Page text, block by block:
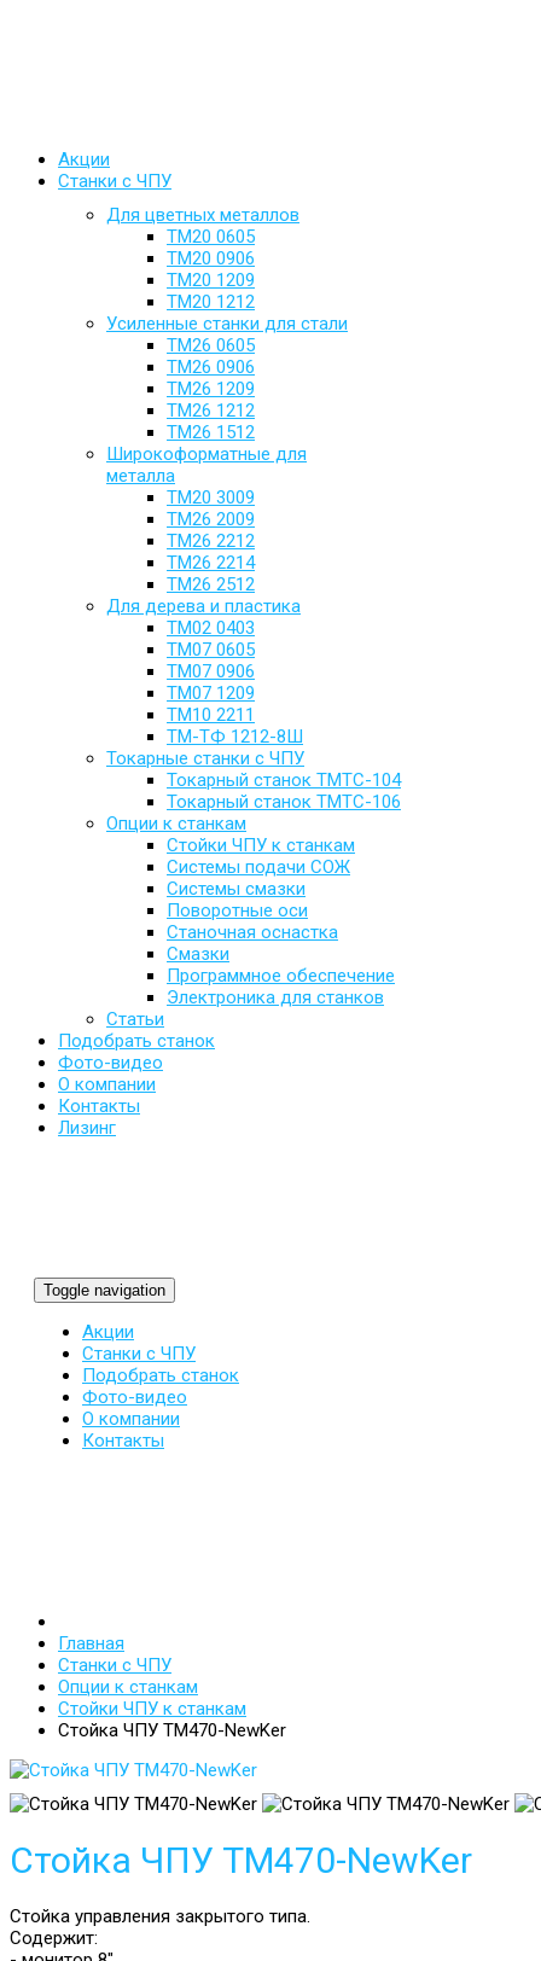
Акции
Станки с ЧПУ
Для цветных металлов
ТМ20 0605
ТМ20 0906
ТМ20 1209
ТМ20 1212
Усиленные станки для стали
ТМ26 0605
ТМ26 0906
ТМ26 1209
ТМ26 1212
ТМ26 1512
Широкоформатные для
металла
ТМ20 3009
ТМ26 2009
ТМ26 2212
ТМ26 2214
ТМ26 2512
Для дерева и пластика
ТМ02 0403
ТМ07 0605
ТМ07 0906
ТМ07 1209
ТМ10 2211
ТМ-ТФ 1212-8Ш
Токарные станки с ЧПУ
Токарный станок TMTC-104
Токарный станок TMTC-106
Опции к станкам
Стойки ЧПУ к станкам
Системы подачи СОЖ
Системы смазки
Поворотные оси
Станочная оснастка
Смазки
Программное обеспечение
Электроника для станков
Статьи
Подобрать станок
Фото-видео
О компании
Контакты
Лизинг
Toggle navigation
Акции
Станки с ЧПУ
Подобрать станок
Фото-видео
О компании
Контакты
Главная
Станки с ЧПУ
Опции к станкам
Стойки ЧПУ к станкам
Стойка ЧПУ ТМ470-NewKer
Стойка ЧПУ ТМ470-NewKer
Стойка управления закрытого типа.
Содержит: